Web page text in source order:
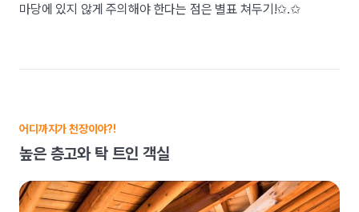
마당에 있지 않게 주의해야 한다는 점은 별표 쳐두기!✩.✩
어디까지가 천장이야?!
높은 층고와 탁 트인 객실